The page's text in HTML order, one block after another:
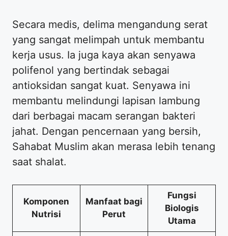
Secara medis, delima mengandung serat
yang sangat melimpah untuk membantu
kerja usus. Ia juga kaya akan senyawa
polifenol yang bertindak sebagai
antioksidan sangat kuat. Senyawa ini
membantu melindungi lapisan lambung
dari berbagai macam serangan bakteri
jahat. Dengan pencernaan yang bersih,
Sahabat Muslim akan merasa lebih tenang
saat shalat.
Komponen
Nutrisi
Manfaat bagi
Perut
Fungsi
Biologis
Utama